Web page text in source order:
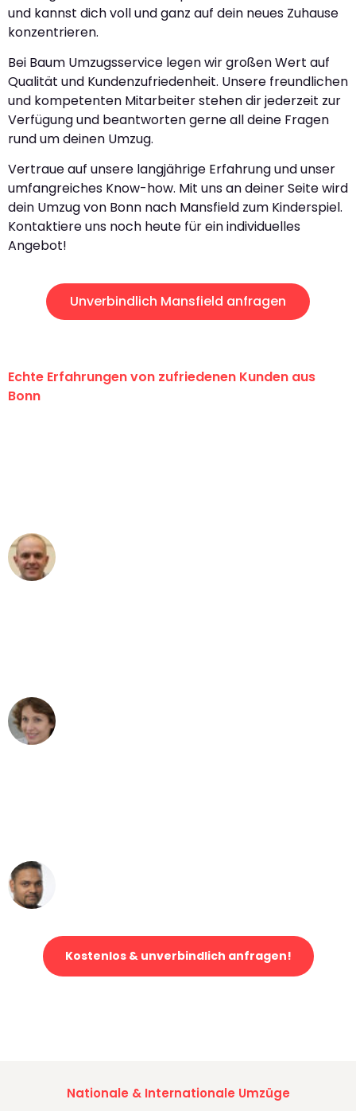
und kannst dich voll und ganz auf dein neues Zuhause
konzentrieren.
Bei Baum Umzugsservice legen wir großen Wert auf
Qualität und Kundenzufriedenheit. Unsere freundlichen
und kompetenten Mitarbeiter stehen dir jederzeit zur
Verfügung und beantworten gerne all deine Fragen
rund um deinen Umzug.
Vertraue auf unsere langjährige Erfahrung und unser
umfangreiches Know-how. Mit uns an deiner Seite wird
dein Umzug von Bonn nach Mansfield zum Kinderspiel.
Kontaktiere uns noch heute für ein individuelles
Angebot!
Unverbindlich Mansfield anfragen
Echte Erfahrungen von zufriedenen Kunden aus
Bonn
Kostenlos & unverbindlich anfragen!
Nationale & Internationale Umzüge